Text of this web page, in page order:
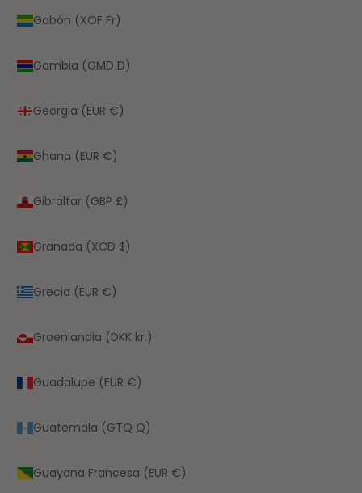
Gabón (XOF Fr)
Gambia (GMD D)
Georgia (EUR €)
Ghana (EUR €)
Gibraltar (GBP £)
Granada (XCD $)
Grecia (EUR €)
Groenlandia (DKK kr.)
Guadalupe (EUR €)
Guatemala (GTQ Q)
Guayana Francesa (EUR €)